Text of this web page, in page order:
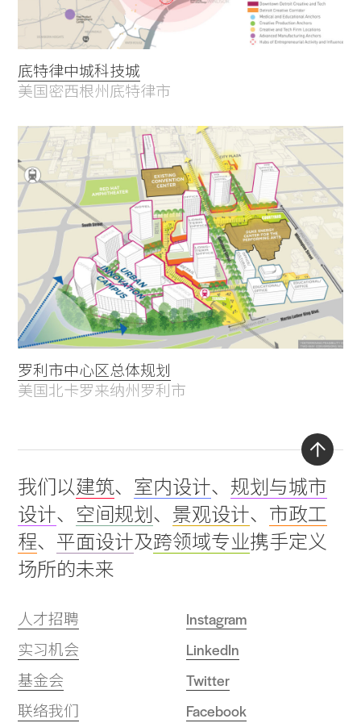
底特律中城科技城
美国密西根州底特律市
罗利市中心区总体规划
美国北卡罗来纳州罗利市
我们以建筑、 室内设计、 规划与城市
设计、 空间规划、 景观设计、 市政工
程、 平面设计及跨领域专业携手定义
场所的未来
人才招聘
实习机会
基金会
联络我们
Instagram
LinkedIn
Twitter
Facebook
Back
to
top